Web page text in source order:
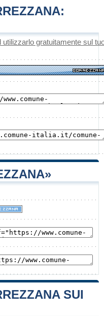
utilizzarlo gratuitamente sul
SUI